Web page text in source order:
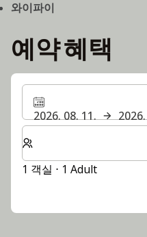
와이파이
예약 혜택
2026. 08. 11.
숙박할 객실 및 게스트 수
1 객실 ⋅ 1 Adult